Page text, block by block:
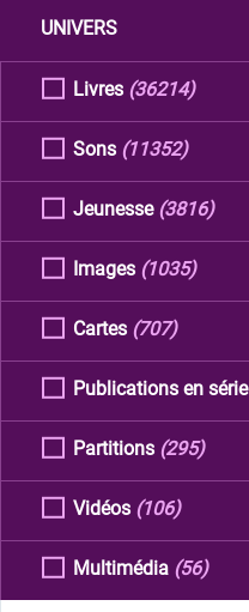
UNIVERS
Livres (36214)
Sons (11352)
Jeunesse (3816)
Images (1035)
Cartes (707)
Publications en série
Partitions (295)
Vidéos (106)
Multimédia (56)